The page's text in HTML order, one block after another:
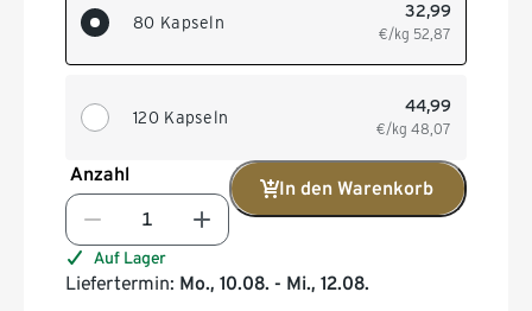
80 Kapseln
32,99
€/kg 52,87
120 Kapseln
44,99
€/kg 48,07
Anzahl
In den Warenkorb
Auf Lager
Liefertermin: Mo., 10.08. - Mi., 12.08.